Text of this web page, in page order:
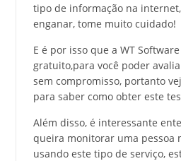
tipo de informação na
enganar, tome muito cuidado!
E é por isso que a WT
gratuito,para você poder
sem compromisso, portanto
para saber como obter este
Além disso, é interessante
queira monitorar uma pessoa
usando este tipo de serviço,